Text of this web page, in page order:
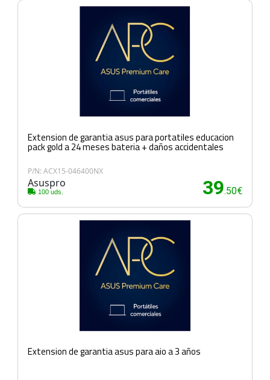
Extension de garantia asus para portatiles educacion
pack gold a 24 meses bateria + daños accidentales
P/N: ACX15-046400NX
Asuspro
100 uds. 39.50€
Extension de garantia asus para aio a 3 años